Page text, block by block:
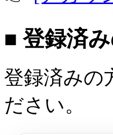
■ 登録済
登録済みの
ださい。